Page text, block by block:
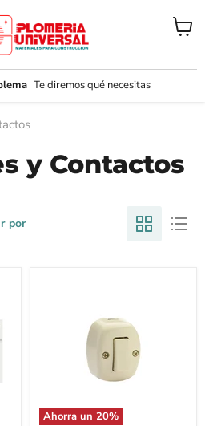
Te diremos qué necesitas
Ver
y Contactos
por
Ahorra un 20%